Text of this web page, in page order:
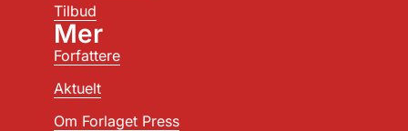
Tilbud
Mer
Forfattere
Aktuelt
Om Forlaget Press